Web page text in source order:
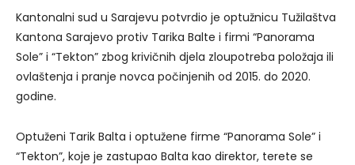
Kantonalni sud u Sarajevu potvrdio je optužnicu Tužilaštva
Kantona Sarajevo protiv Tarika Balte i firmi “Panorama
Sole” i “Tekton” zbog krivičnih djela zloupotreba položaja ili
ovlaštenja i pranje novca počinjenih od 2015. do 2020.
godine.
Optuženi Tarik Balta i optužene firme “Panorama Sole” i
“Tekton”, koje je zastupao Balta kao direktor, terete se